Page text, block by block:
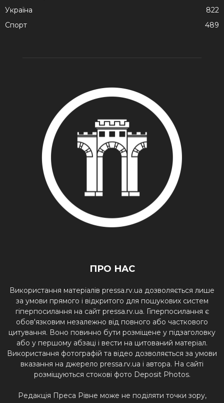
Україна
822
Спорт
489
ПРО НАС
Використання матеріалів pressa.rv.ua дозволяється лише
за умови прямого і відкритого для пошукових систем
гіперпосилання на сайт pressa.rv.ua. Гіперпосилання є
обов'язковим незалежно від повного або часткового
цитування. Воно повинно бути розміщене у підзаголовку
або у першому абзаці і вести на цитований матеріал.
Використання фотографій та відео дозволяється за умови
вказання на джерело pressa.rv.ua і автора. На сайті
розміщуються стокові фото Deposit Photos.
Редакція Преса Рівне може не поділяти точки зору,